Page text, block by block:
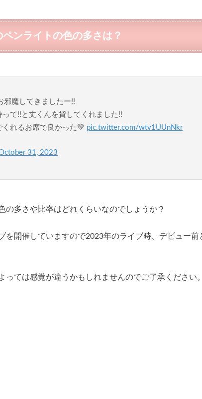
ンライトの色の多さは？
邪魔してきましたー!!
て!!と丈くんを貸してくれました!!
れるお席で良かった💚 pic.twitter.com/wtv1UUnNkr
31, 2023
の多さや比率はどれくらいなのでしょうか？
を開催していますので2023年のライブ時、デビュー前
っては感覚が違うかもしれませんのでご了承ください。